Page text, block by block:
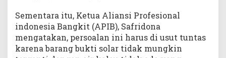
Sementara itu, Ketua Aliansi Profesional
indonesia Bangkit (APIB), Safridona
mengatakan, persoalan ini harus di usut tuntas
karena barang bukti solar tidak mungkin